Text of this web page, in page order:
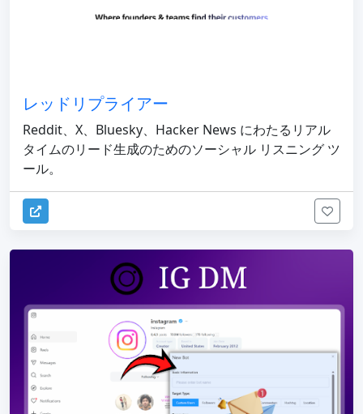
レッドリプライアー
Reddit、X、Bluesky、Hacker News にわたるリアル
タイムのリード生成のためのソーシャル リスニング ツ
ール。